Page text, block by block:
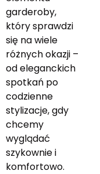
garderoby,
który sprawdzi
się na wiele
różnych okazji –
od eleganckich
spotkań po
codzienne
stylizacje, gdy
chcemy
wyglądać
szykownie i
komfortowo.